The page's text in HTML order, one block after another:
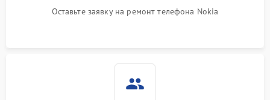
Оставьте заявку на ремонт телефона Nokia